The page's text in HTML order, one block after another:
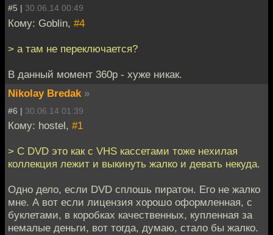
#5 | 30.06.14 00:49
Кому: Goblin, #4
> а там не переключается?
В данный момент 360p - хуже никак.
Nikolay Bredak »
#6 | 30.06.14 01:39
Кому: hostel, #1
> C DVD это как с VHS кассетами тоже нехилая
коллекция лежит и выкинуть жалко и девать некуда.
Одно дело, если DVD сплошь пиратон. Его не жалко
мне. А вот если лицензия хорошо оформленная, с
буклетами, в коробках качественных, купленная за
немалые деньги, вот тогда, думаю, стало бы жалко.